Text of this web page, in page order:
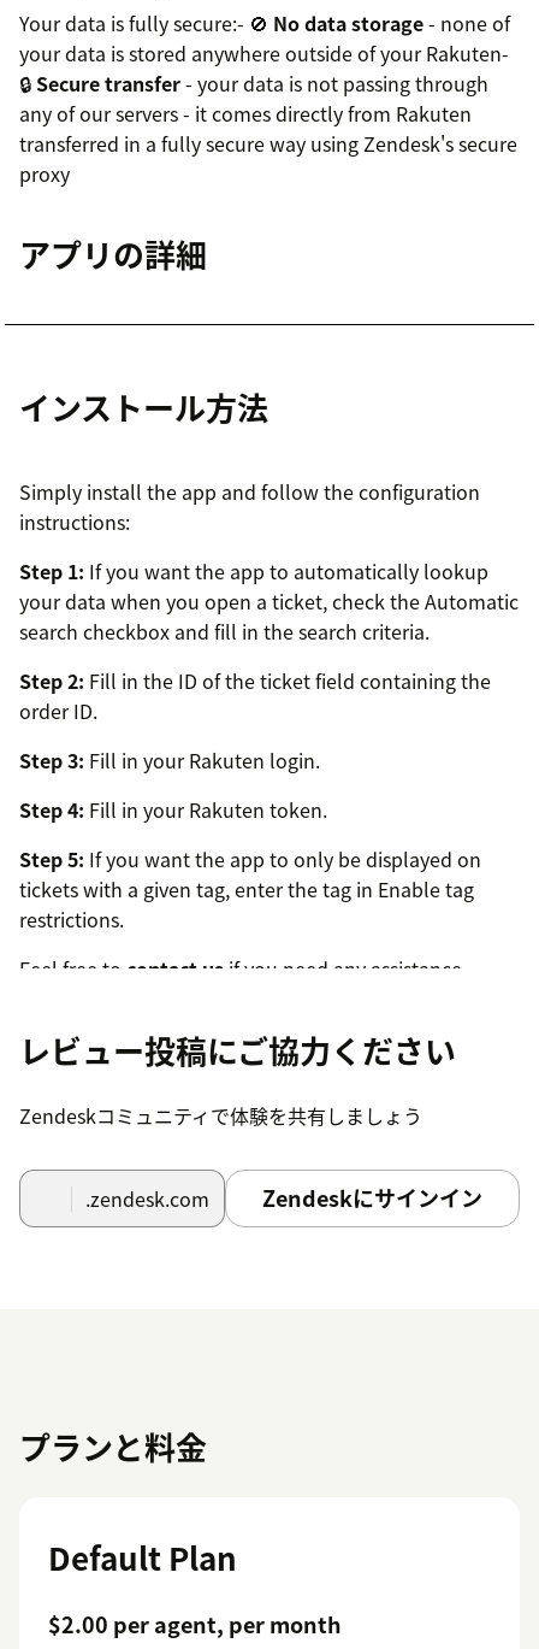
Your data is fully secure:- 🚫 No data storage- none of
your data is stored anywhere outside of your Rakuten-
🔒 Secure transfer- your data is not passing through
any of our servers - it comes directly from Rakuten
transferred in a fully secure way using Zendesk's secure
proxy
アプリの詳細
インストール方法
Simply install the app and follow the configuration
instructions:
Step 1: If you want the app to automatically lookup
your data when you open a ticket, check the Automatic
search checkbox and fill in the search criteria.
Step 2: Fill in the ID of the ticket field containing the
order ID.
Step 3: Fill in your Rakuten login.
Step 4: Fill in your Rakuten token.
Step 5: If you want the app to only be displayed on
tickets with a given tag, enter the tag in Enable tag
restrictions.
Feel free to contact us if you need any assistance.
レビュー投稿にご協力ください
Zendeskコミュニティで体験を共有しましょう
.zendesk.com Zendeskにサインイン
プランと料金
Default Plan
$2.00 per agent, per month